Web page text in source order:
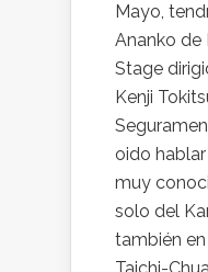
Mayo,
Ananko de
Stage
Kenji
oido
muy
solo del
también